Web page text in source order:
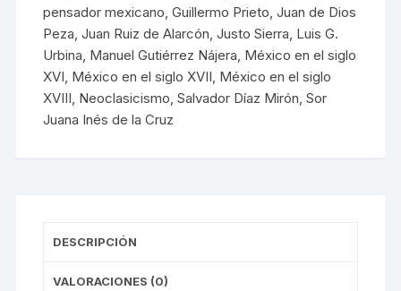
pensador mexicano,Guillermo Prieto,Juan de Dios
Peza,Juan Ruiz de Alarcón,Justo Sierra, Luis G.
Urbina, Manuel Gutiérrez Nájera, México en el siglo
XVI, México en el siglo XVII, México en el siglo
XVIII, Neoclasicismo,Salvador Díaz Mirón,Sor
Juana Inés de la Cruz
DESCRIPCIÓN
VALORACIONES (0)